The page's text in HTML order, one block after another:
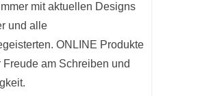
mit aktuellen Designs
und alle
ONLINE Produkte
Freude am Schreiben und